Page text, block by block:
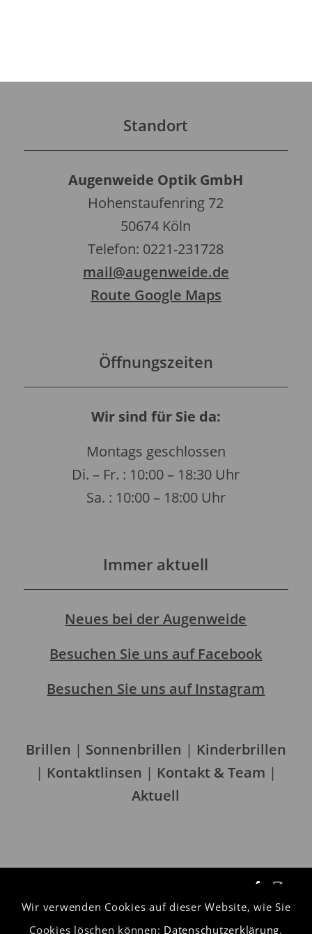
Standort
Augenweide Optik GmbH
Hohenstaufenring 72
50674 Köln
Telefon: 0221-231728
mail@augenweide.de
Route Google Maps
Öffnungszeiten
Wir sind für Sie da:
Montags geschlossen
Di. – Fr. : 10:00 – 18:30 Uhr
Sa. : 10:00 – 18:00 Uhr
Immer aktuell
Neues bei der Augenweide
Besuchen Sie uns auf Facebook
Besuchen Sie uns auf Instagram
Brillen | Sonnenbrillen | Kinderbrillen
| Kontaktlinsen | Kontakt & Team |
Aktuell
Datenschutzerklärung
Wir verwenden Cookies auf dieser Website, wie Sie
Cookies löschen können: Datenschutzerklärung.